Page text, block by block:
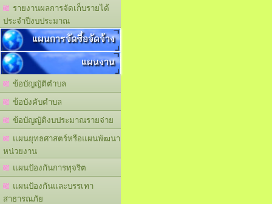
รายงานผลการจัดเก็บรายได้
ประจำปีงบประมาณ
แผนการจัดซื้อจัดจ้าง
แผนงาน
ข้อบัญญัติตำบล
ข้อบังคับตำบล
ข้อบัญญัติงบประมาณรายจ่าย
แผนยุทธศาสตร์หรือแผนพัฒนา
หน่วยงาน
แผนปัองกันการทุจริต
แผนปัองกันและบรรเทา
สาธารณภัย